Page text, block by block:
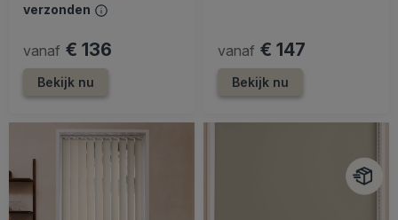
verzonden
vanaf € 136
Bekijk nu
vanaf € 147
Bekijk nu